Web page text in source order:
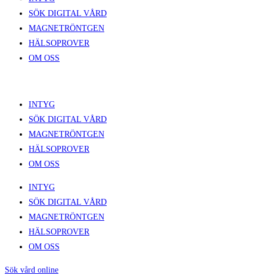
SÖK DIGITAL VÅRD
MAGNETRÖNTGEN
HÄLSOPROVER
OM OSS
INTYG
SÖK DIGITAL VÅRD
MAGNETRÖNTGEN
HÄLSOPROVER
OM OSS
INTYG
SÖK DIGITAL VÅRD
MAGNETRÖNTGEN
HÄLSOPROVER
OM OSS
Sök vård online